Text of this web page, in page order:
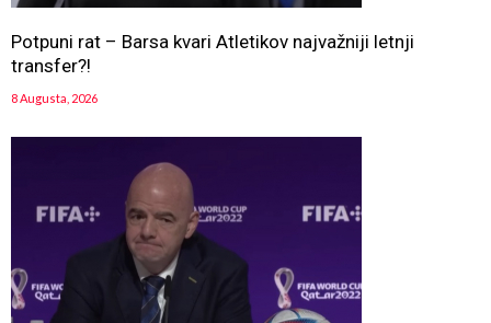
Potpuni rat – Barsa kvari Atletikov najvažniji letnji
transfer?!
8 Augusta, 2026